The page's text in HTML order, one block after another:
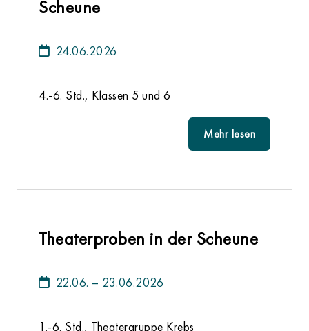
Scheune
24.06.2026
4.-6. Std., Klassen 5 und 6
Mehr lesen
Theaterproben in der Scheune
22.06. – 23.06.2026
1.-6. Std., Theatergruppe Krebs